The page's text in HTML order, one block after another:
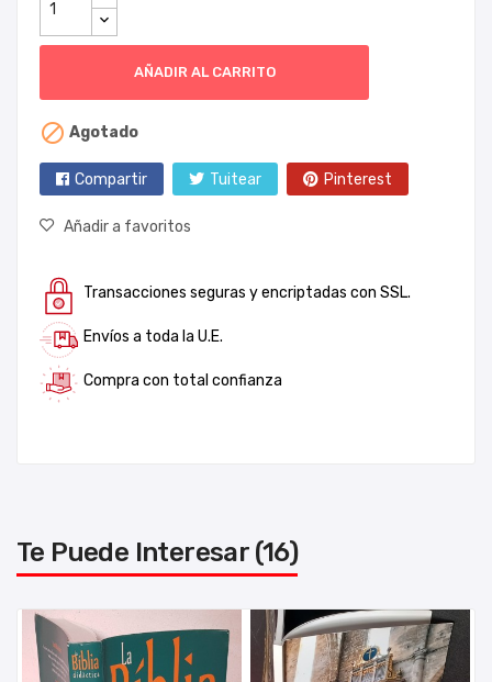
AÑADIR AL CARRITO
 Agotado
Compartir Tuitear Pinterest
Añadir a favoritos
Transacciones seguras y encriptadas con SSL.
Envíos a toda la U.E.
Compra con total confianza
Te Puede Interesar (16)